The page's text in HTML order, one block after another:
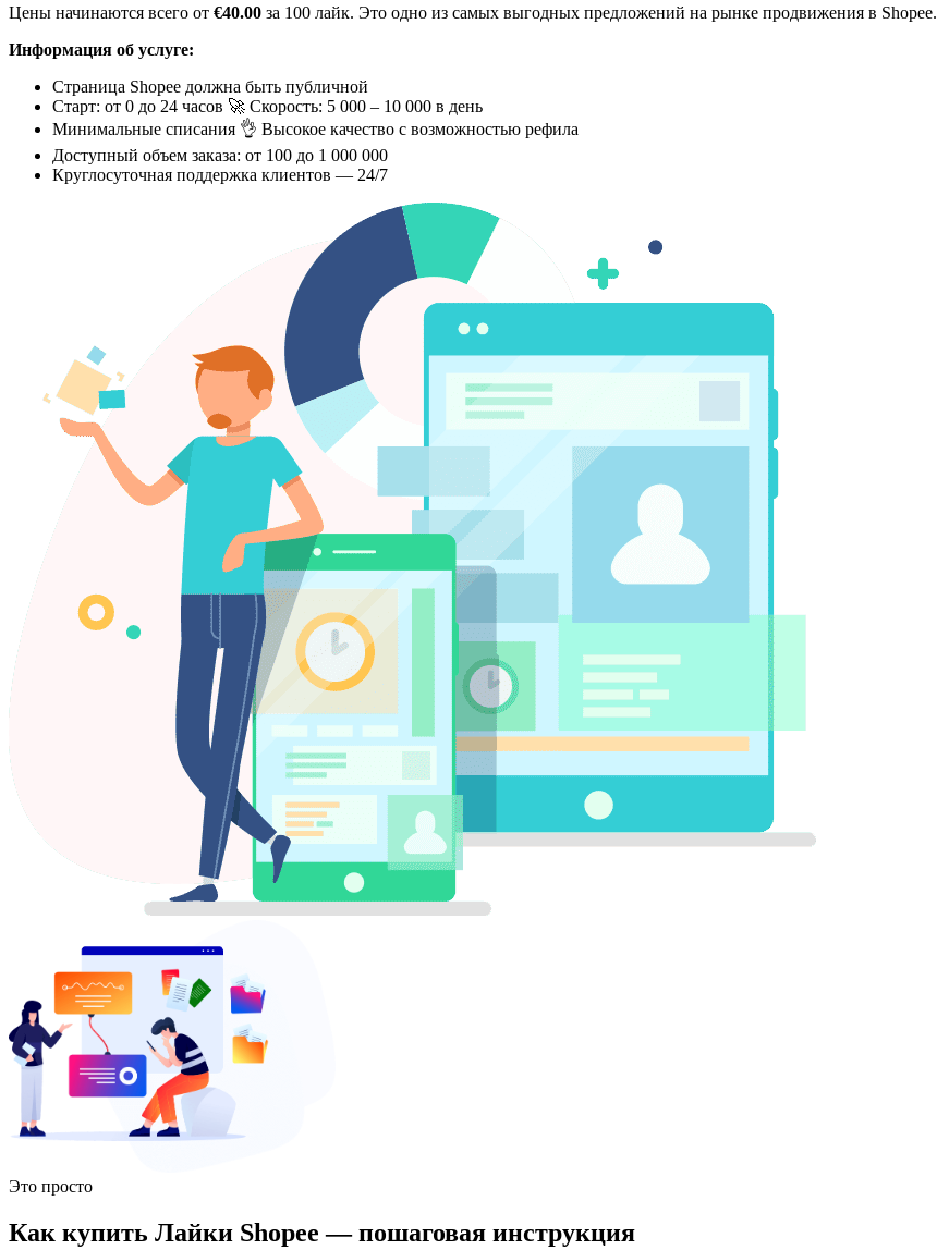
Цены начинаются всего от €40.00 за 100 лайк. Это одно из самых выгодных предложений на рынке продвижения в Shopee.
Информация об услуге:
Страница Shopee должна быть публичной
Старт: от 0 до 24 часов 🚀 Скорость: 5 000 – 10 000 в день
Минимальные списания 👌 Высокое качество с возможностью рефила
Доступный объем заказа: от 100 до 1 000 000
Круглосуточная поддержка клиентов — 24/7
Это просто
Как купить Лайки Shopee — пошаговая инструкция